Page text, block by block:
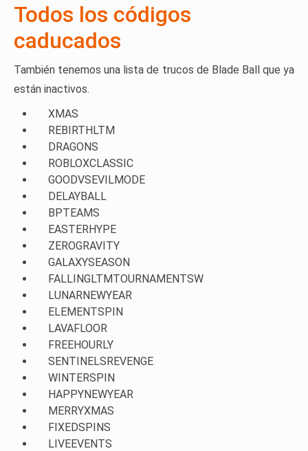
Todos los códigos
caducados
También tenemos una lista de trucos de Blade Ball que ya
están inactivos.
XMAS
REBIRTHLTM
DRAGONS
ROBLOXCLASSIC
GOODVSEVILMODE
DELAYBALL
BPTEAMS
EASTERHYPE
ZEROGRAVITY
GALAXYSEASON
FALLINGLTMTOURNAMENTSW
LUNARNEWYEAR
ELEMENTSPIN
LAVAFLOOR
FREEHOURLY
SENTINELSREVENGE
WINTERSPIN
HAPPYNEWYEAR
MERRYXMAS
FIXEDSPINS
LIVEEVENTS